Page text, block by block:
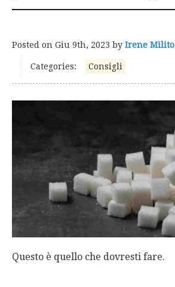
Posted on Giu 9th, 2023 by Irene Milito
Categories: Consigli
Questo è quello che dovresti fare.